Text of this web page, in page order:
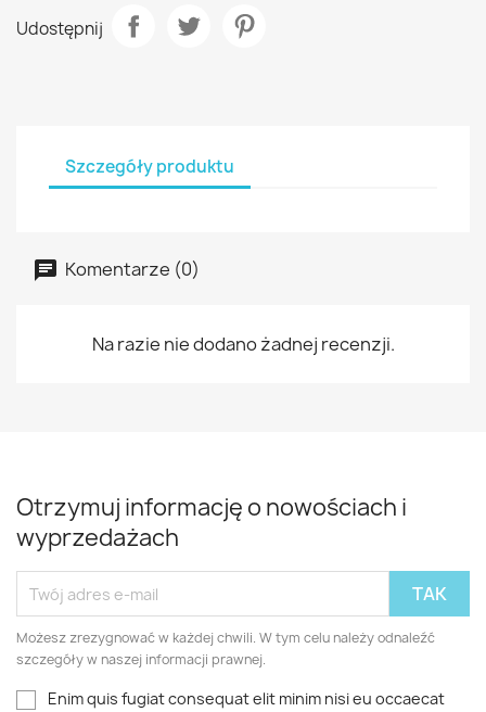
Udostępnij
Szczegóły produktu
Komentarze (0)
Na razie nie dodano żadnej recenzji.
Otrzymuj informację o nowościach i
wyprzedażach
Możesz zrezygnować w każdej chwili. W tym celu należy odnaleźć
szczegóły w naszej informacji prawnej.
Enim quis fugiat consequat elit minim nisi eu occaecat